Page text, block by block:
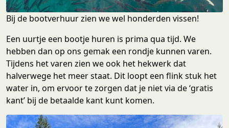
Bij de bootverhuur zien we wel honderden vissen!
Een uurtje een bootje huren is prima qua tijd. We
hebben dan op ons gemak een rondje kunnen varen.
Tijdens het varen zien we ook het hekwerk dat
halverwege het meer staat. Dit loopt een flink stuk het
water in, om ervoor te zorgen dat je niet via de ‘gratis
kant’ bij de betaalde kant kunt komen.